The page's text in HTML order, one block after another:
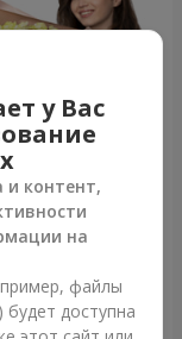
– сердцу"
Заказать
у Вас
и контент,
на
файлы
доступна